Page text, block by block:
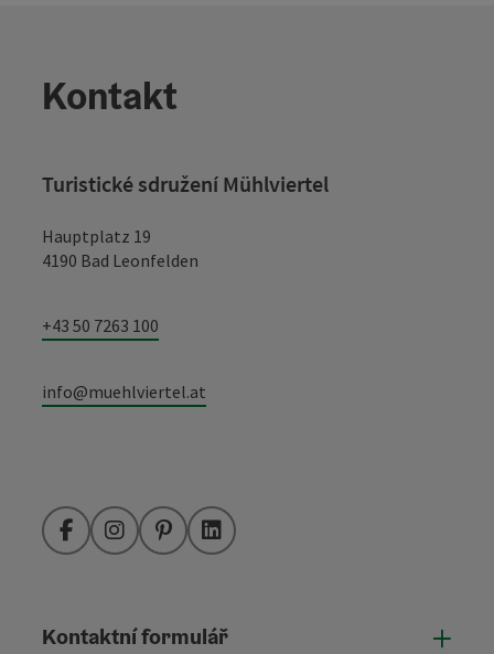
Kontakt
Turistické sdružení Mühlviertel
Hauptplatz 19
4190 Bad Leonfelden
+43 50 7263 100
info@muehlviertel.at
FacebookInstagramPinterestLinkedIn
Kontaktní formulář